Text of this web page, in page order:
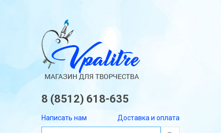
8 (8512) 618-635
Написать нам Доставка и оплата